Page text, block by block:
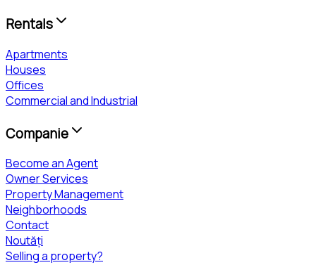
Rentals
Apartments
Houses
Offices
Commercial and Industrial
Companie
Become an Agent
Owner Services
Property Management
Neighborhoods
Contact
Noutăți
Selling a property?